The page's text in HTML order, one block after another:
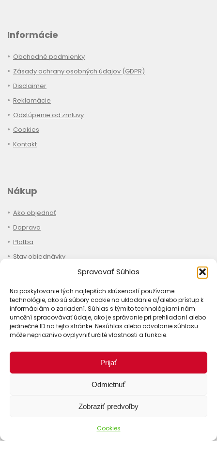
Spravovať Súhlas
Na poskytovanie tých najlepších skúseností používame
technológie, ako sú súbory cookie na ukladanie a/alebo prístup k
informáciám o zariadení. Súhlas s týmito technológiami nám
umožní spracovávať údaje, ako je správanie pri prehliadaní alebo
jedinečné ID na tejto stránke. Nesúhlas alebo odvolanie súhlasu
môže nepriaznivo ovplyvniť určité vlastnosti a funkcie.
Prijať
Odmietnuť
Zobraziť predvoľby
Cookies
Informácie
Obchodné podmienky
Zásady ochrany osobných údajov (GDPR)
Disclaimer
Reklamácie
Odstúpenie od zmluvy
Cookies
Kontakt
Nákup
Ako objednať
Doprava
Platba
Stav objednávky